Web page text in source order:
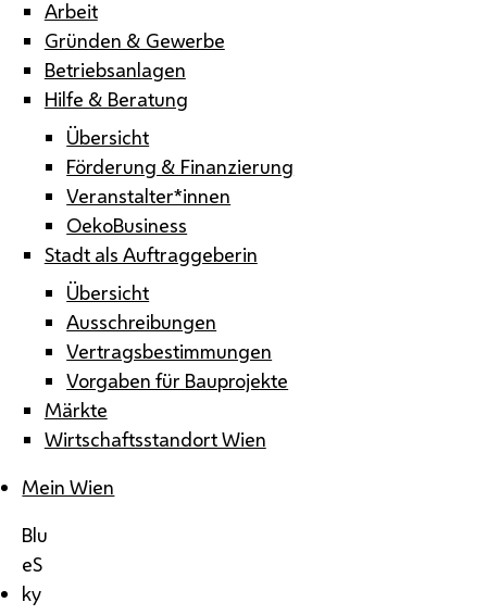
Arbeit
Gründen & Gewerbe
Betriebsanlagen
Hilfe & Beratung
Übersicht
Förderung & Finanzierung
Veranstalter*innen
OekoBusiness
Stadt als Auftraggeberin
Übersicht
Ausschreibungen
Vertragsbestimmungen
Vorgaben für Bauprojekte
Märkte
Wirtschaftsstandort Wien
Mein Wien
Blu
eS
ky